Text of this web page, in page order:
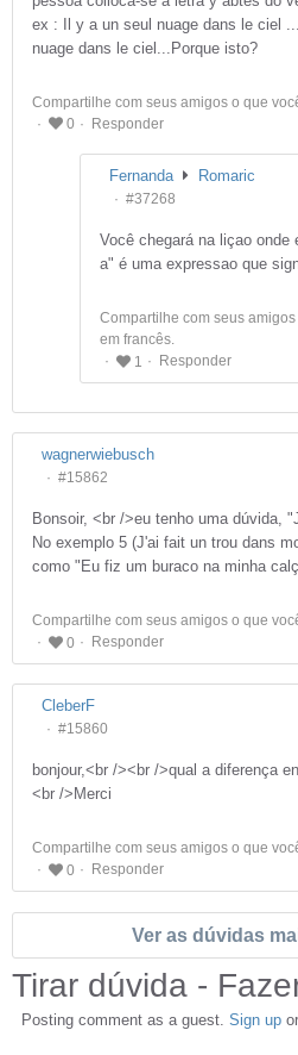
ex : Il y a un seul nuage dans le ciel
nuage dans le ciel...Porque isto?
Compartilhe com seus amigos o que
0
Responder
Fernanda Romaric
#37268
Você chegará na liçao
a" é uma expressao que
Compartilhe com seus
em francês.
1
Responder
wagnerwiebusch
#15862
Bonsoir, <br />eu tenho uma dúvida,
No exemplo 5 (J'ai fait un trou dans
como "Eu fiz um buraco na minha
Compartilhe com seus amigos o que
0
Responder
CleberF
#15860
bonjour,<br /><br />qual a diferença
<br />Merci
Compartilhe com seus amigos o que
0
Responder
Ver as dúvidas
Tirar dúvida -
Posting comment as a guest. Sign up or